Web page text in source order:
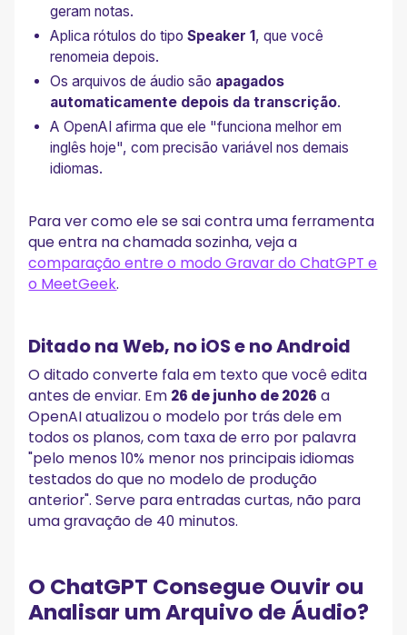
geram notas.
Aplica rótulos do tipoSpeaker 1, que você
renomeia depois.
Os arquivos de áudio são apagados
automaticamente depois da transcrição.
A OpenAI afirma que ele "funciona melhor em
inglês hoje", com precisão variável nos demais
idiomas.
Para ver como ele se sai contra uma ferramenta
que entra na chamada sozinha, veja a
comparação entre o modo Gravar do ChatGPT e
o MeetGeek.
Ditado na Web, no iOS e no Android
O ditado converte fala em texto que você edita
antes de enviar. Em 26 de junho de 2026 a
OpenAI atualizou o modelo por trás dele em
todos os planos, com taxa de erro por palavra
"pelo menos 10% menor nos principais idiomas
testados do que no modelo de produção
anterior". Serve para entradas curtas, não para
uma gravação de 40 minutos.
O ChatGPT Consegue Ouvir ou
Analisar um Arquivo de Áudio?